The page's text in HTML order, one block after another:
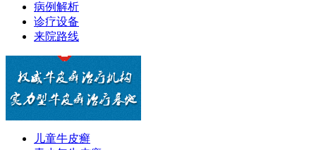
病例解析
诊疗设备
来院路线
儿童牛皮癣